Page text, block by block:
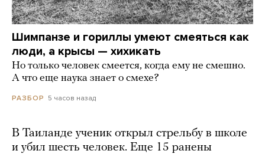
Шимпанзе и гориллы умеют смеяться как
люди, а крысы — хихикать
Но только человек смеется, когда ему не смешно.
А что еще наука знает о смехе?
РАЗБОР 5 часов назад
В Таиланде ученик открыл стрельбу в школе
и убил шесть человек. Еще 15 ранены